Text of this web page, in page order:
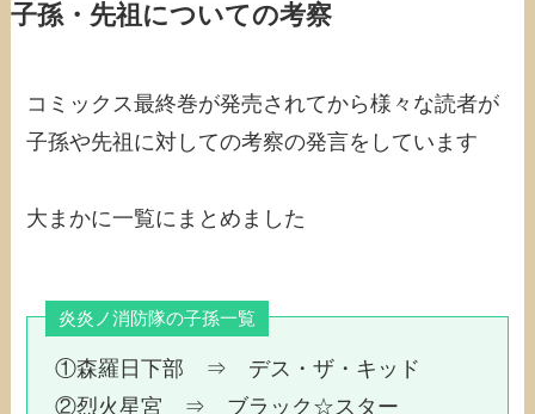
子孫・先祖についての考察
コミックス最終巻が発売されてから様々な読者が
子孫や先祖に対しての考察の発言をしています
大まかに一覧にまとめました
炎炎ノ消防隊の子孫一覧
①森羅日下部 ⇒ デス・ザ・キッド
②烈火星宮 ⇒ ブラック☆スター